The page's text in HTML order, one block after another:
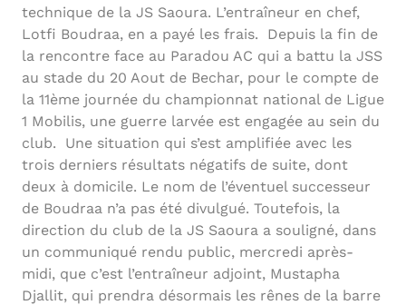
technique de la JS Saoura. L’entraîneur en chef,
Lotfi Boudraa, en a payé les frais. Depuis la fin de
la rencontre face au Paradou AC qui a battu la JSS
au stade du 20 Aout de Bechar, pour le compte de
la 11ème journée du championnat national de Ligue
1 Mobilis, une guerre larvée est engagée au sein du
club. Une situation qui s’est amplifiée avec les
trois derniers résultats négatifs de suite, dont
deux à domicile. Le nom de l’éventuel successeur
de Boudraa n’a pas été divulgué. Toutefois, la
direction du club de la JS Saoura a souligné, dans
un communiqué rendu public, mercredi après-
midi, que c’est l’entraîneur adjoint, Mustapha
Djallit, qui prendra désormais les rênes de la barre